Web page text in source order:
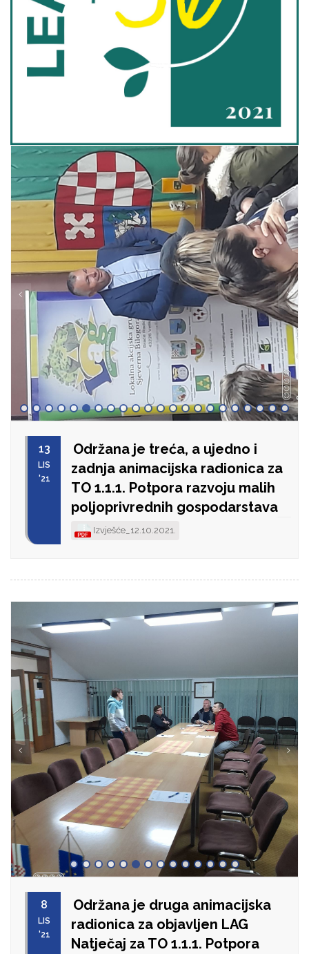
13
LIS
'21
Održana je treća, a ujedno i
zadnja animacijska radionica za
TO 1.1.1. Potpora razvoju malih
poljoprivrednih gospodarstava
Izvješće_12.10.2021.
8
LIS
'21
Održana je druga animacijska
radionica za objavljen LAG
Natječaj za TO 1.1.1. Potpora